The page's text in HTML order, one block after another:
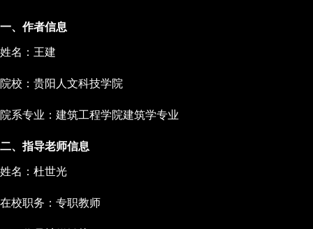
一、作者信息
姓名：王建
院校：贵阳人文科技学院
院系专业：建筑工程学院建筑学专业
二、指导老师信息
姓名：杜世光
在校职务：专职教师